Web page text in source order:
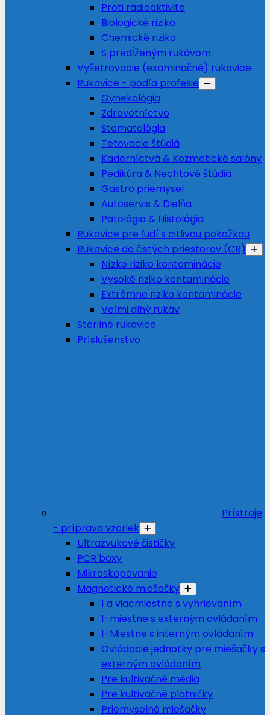
Proti rádioaktivite
Biologické riziko
Chemické riziko
S predĺženým rukávom
Vyšetrovacie (examinačné) rukavice
Rukavice - podľa profesie
Gynekológia
Zdravotníctvo
Stomatológia
Tetovacie štúdiá
Kaderníctvá & Kozmetické salóny
Pedikúra & Nechtové štúdiá
Gastro priemysel
Autoservis & Dielňa
Patológia & Histológia
Rukavice pre ľudí s citlivou pokožkou
Rukavice do čistých priestorov (CR)
Nízke riziko kontaminácie
Vysoké riziko kontaminácie
Extrémne riziko kontaminácie
Veľmi dlhý rukáv
Sterilné rukavice
Príslušenstvo
Prístroje
- príprava vzoriek
Ultrazvukové čističky
PCR boxy
Mikroskopovanie
Magnetické miešačky
1 a viacmiestne s vyhrievaním
1-miestne s externým ovládaním
1-Miestne s interným ovládaním
Ovládacie jednotky pre miešačky s
externým ovládaním
Pre kultivačné média
Pre kultivačné platničky
Priemyselné miešačky